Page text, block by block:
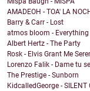
AMADEOH - TOA' LA
Barry & Carr - Lost
atmos bloom - Everything
Albert Hertz - The Party
Rosk - Elvis Grant Me
Lorenzo Falik - Dame tu
The Prestige - Sunborn
KidcalledGeorge - SILENT